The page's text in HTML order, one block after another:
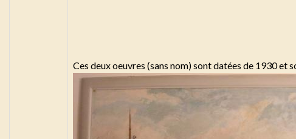
Ces deux oeuvres (sans nom) sont datées de 1930 et